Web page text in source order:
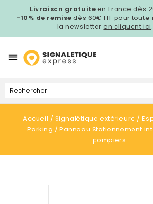
Livraison gratuite en France dès
-10% de remise dès 60€ HT pour toute
la newsletteren cliquant ici.

Accueil Signalétique extérieure
Parking
Panneau Stationnement
pompiers